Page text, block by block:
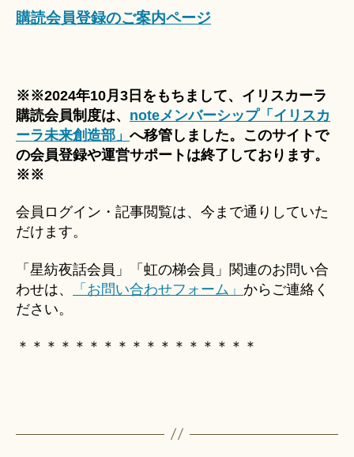
購読会員登録のご案内ページ
※※2024年10月3日をもちまして、イリスカーラ
購読会員制度は、 noteメンバーシップ「イリスカ
ーラ未来創造部」 へ移管しました。このサイトで
の会員登録や運営サポートは終了しております。
※※
会員ログイン・記事閲覧は、今まで通りしていた
だけます。
「星紡夜話会員」「虹の梯会員」関連のお問い合
わせは、
「お問い合わせフォーム」 からご連絡く
ださい。
＊＊＊＊＊＊＊＊＊＊＊＊＊＊＊＊＊